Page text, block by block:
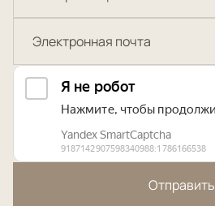
Отправить